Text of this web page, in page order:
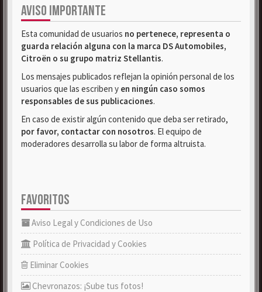
AVISO IMPORTANTE
Esta comunidad de usuarios no pertenece, representa o
guarda relación alguna con la marca DS Automobiles,
Citroën o su grupo matriz Stellantis.
Los mensajes publicados reflejan la opinión personal de los
usuarios que las escriben y en ningún caso somos
responsables de sus publicaciones.
En caso de existir algún contenido que deba ser retirado,
por favor, contactar con nosotros. El equipo de
moderadores desarrolla su labor de forma altruista.
FAVORITOS
Aviso Legal y Condiciones de Uso
Política de Privacidad y Cookies
Eliminar Cookies
Chevronazos: ¡Sube tus fotos!